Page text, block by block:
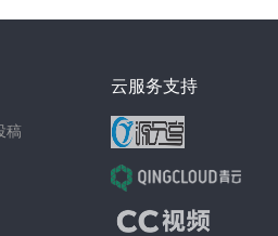
稿
云服务支持